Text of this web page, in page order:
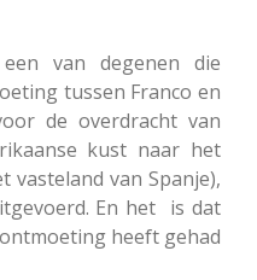
van degenen die
tussen Franco en
de overdracht van
kust naar het
vasteland van Spanje),
En het is dat
heeft gehad